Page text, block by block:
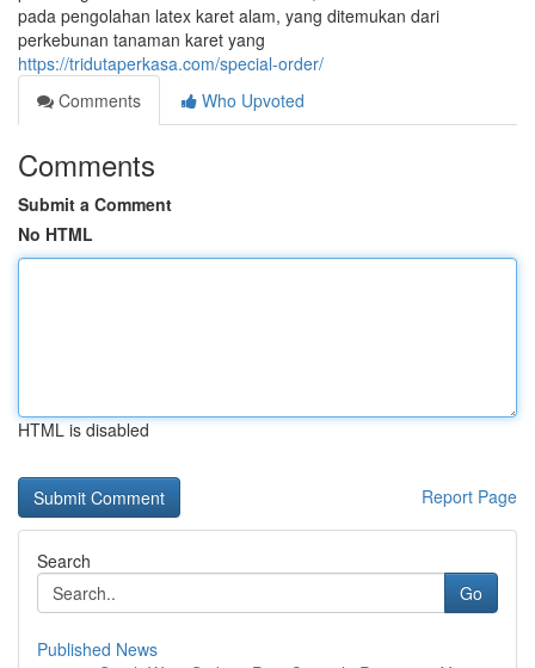
pada pengolahan latex karet alam, yang ditemukan dari
perkebunan tanaman karet yang
https://tridutaperkasa.com/special-order/
Comments
Who Upvoted
Comments
Submit a Comment
No HTML
HTML is disabled
Report Page
Search
Go
Published News